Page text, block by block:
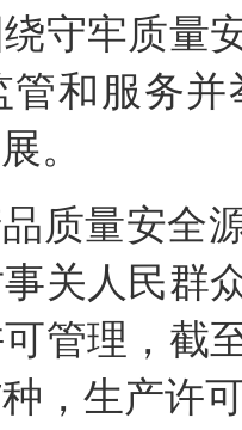
守牢质量
管和服务
。
质量安全
关人民群
管理，截
，生产许